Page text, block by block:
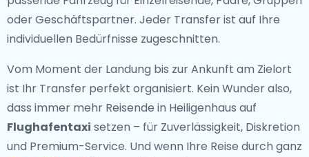
oder Geschäftspartner. Jeder Transfer ist auf Ihre
individuellen Bedürfnisse zugeschnitten.
Vom Moment der Landung bis zur Ankunft am Zielort
ist Ihr Transfer perfekt organisiert. Kein Wunder also,
dass immer mehr Reisende in Heiligenhaus auf
Flughafentaxi setzen – für Zuverlässigkeit, Diskretion
und Premium-Service. Und wenn Ihre Reise durch ganz